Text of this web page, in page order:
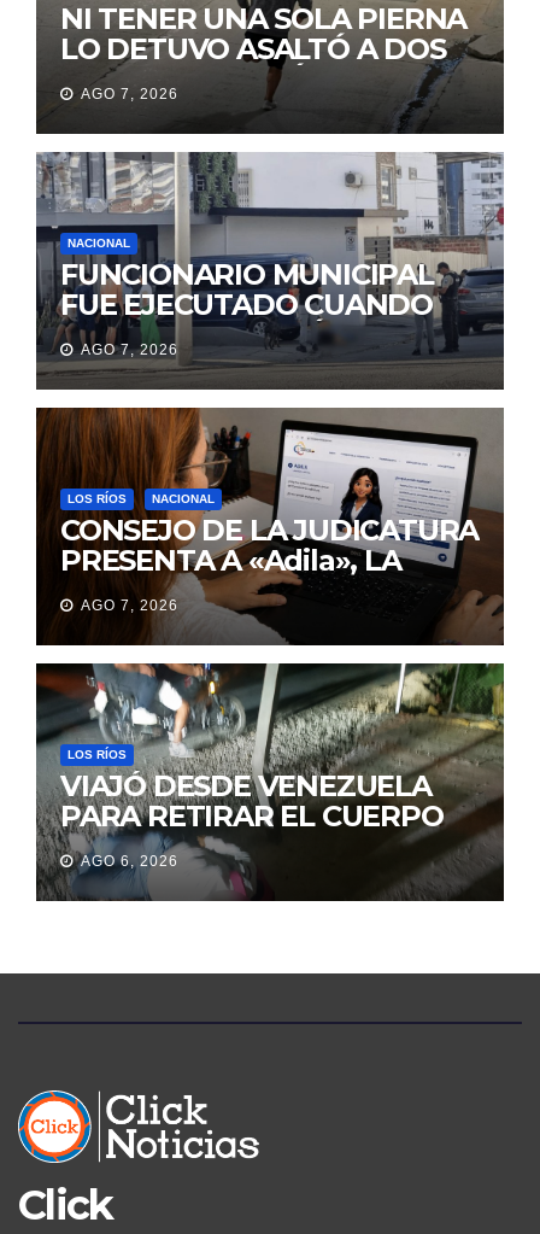
NI TENER UNA SOLA PIERNA
LO DETUVO ASALTÓ A DOS
MUJERES Y HUYÓ
BRINCANDO.
AGO 7, 2026
NACIONAL
FUNCIONARIO MUNICIPAL
FUE EJECUTADO CUANDO
IBA A UNA REUNIÓN DE
TRABAJO EN MANTA
AGO 7, 2026
LOS RÍOS NACIONAL
CONSEJO DE LA JUDICATURA
PRESENTA A «Adila», LA
ASISTENTE VIRTUAL QUE
ORIENTA A LA CIUDADANÍA
SOBRE TRÁMITES
JUDICIALES
AGO 7, 2026
LOS RÍOS
VIAJÓ DESDE VENEZUELA
PARA RETIRAR EL CUERPO
DE SU MARIDO QUE
PERMANECIÓ SEIS DÍAS EN
LA MORGUE
AGO 6, 2026
Click